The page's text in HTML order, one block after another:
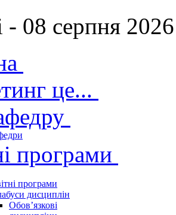
- 08 серпня
це...
програми
програми
дисциплін
Обов’язкові